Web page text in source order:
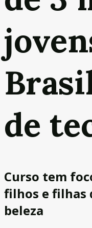
de
Curso tem
filhos e filhas
beleza